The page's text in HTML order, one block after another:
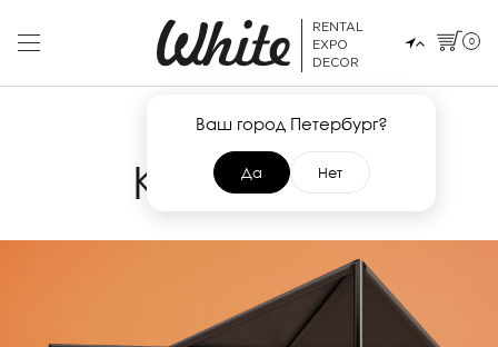
RENTAL
EXPO
DECOR
Ваш город Петербург?
Да Нет
0
15 МАЯ 2017
KITE BLACK